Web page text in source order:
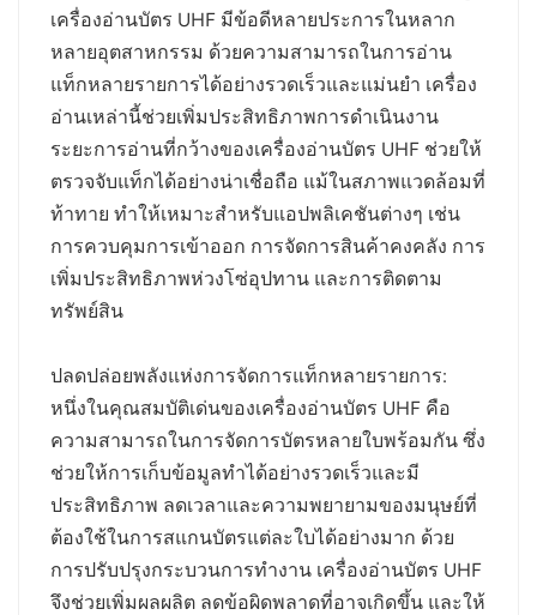
เครื่องอ่านบัตร UHF มีข้อดีหลายประการในหลาก
หลายอุตสาหกรรม ด้วยความสามารถในการอ่าน
แท็กหลายรายการได้อย่างรวดเร็วและแม่นยำ เครื่อง
อ่านเหล่านี้ช่วยเพิ่มประสิทธิภาพการดำเนินงาน
ระยะการอ่านที่กว้างของเครื่องอ่านบัตร UHF ช่วยให้
ตรวจจับแท็กได้อย่างน่าเชื่อถือ แม้ในสภาพแวดล้อมที่
ท้าทาย ทำให้เหมาะสำหรับแอปพลิเคชันต่างๆ เช่น
การควบคุมการเข้าออก การจัดการสินค้าคงคลัง การ
เพิ่มประสิทธิภาพห่วงโซ่อุปทาน และการติดตาม
ทรัพย์สิน
ปลดปล่อยพลังแห่งการจัดการแท็กหลายรายการ:
หนึ่งในคุณสมบัติเด่นของเครื่องอ่านบัตร UHF คือ
ความสามารถในการจัดการบัตรหลายใบพร้อมกัน ซึ่ง
ช่วยให้การเก็บข้อมูลทำได้อย่างรวดเร็วและมี
ประสิทธิภาพ ลดเวลาและความพยายามของมนุษย์ที่
ต้องใช้ในการสแกนบัตรแต่ละใบได้อย่างมาก ด้วย
การปรับปรุงกระบวนการทำงาน เครื่องอ่านบัตร UHF
จึงช่วยเพิ่มผลผลิต ลดข้อผิดพลาดที่อาจเกิดขึ้น และให้